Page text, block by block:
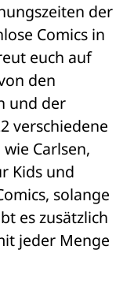
der
Comics in
euch auf
den
und der
verschiedene
Carlsen,
Kids und
solange
es zusätzlich
jeder Menge